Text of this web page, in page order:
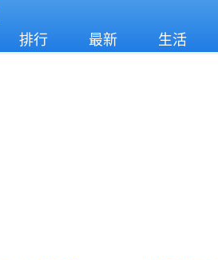
排行 最新 生活